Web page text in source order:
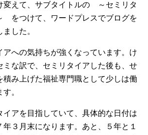
変えて、サブタイトルの ～セミリタ
をつけて、ワードプレスでブログを
した。
アへの気持ちが強くなっています。け
ミな訳で、セミリタイアした後も、せ
積み上げた福祉専門職として少しは働
。
イアを目指していて、具体的な日付は
年３月末になります。あと、５年と１